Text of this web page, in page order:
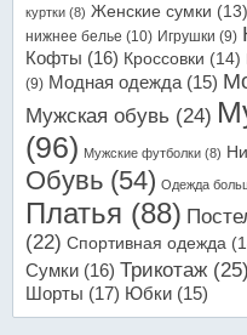
куртки (8) Женские сумки (13)
нижнее белье (10) Игрушки (9)
Кофты (16) Кроссовки (14)
(9) Модная одежда (15)
Мужская обувь (24)
(96) Мужские футболки (8)
Обувь (54) Одежда
Платья (88)
(22) Спортивная одежда
Сумки (16) Трикотаж (25)
Шорты (17) Юбки (15)